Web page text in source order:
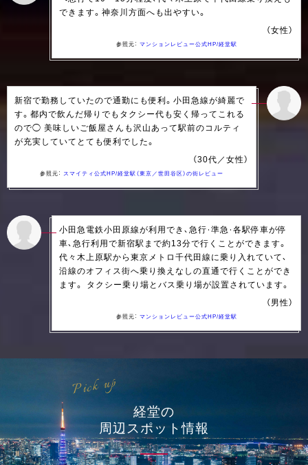
できます。神奈川方面へも出やすい。
（女性）
参照元： マンションレビュー公式HP/経堂駅
新宿で勤務していたので通勤にも便利。小田急線が綺麗で
す。都内で飲んだ帰りでもタクシー代も安く帰ってこれる
ので◯ 美味しいご飯屋さんも沢山あって駅前のコルティ
が充実していてとても便利でした。
（30代／女性）
参照元： スマイティ公式HP/経堂駅（東京／世田谷区）の街レビュー
小田急電鉄小田原線が利用でき、急行・準急・各駅停車が停
車、急行利用で新宿駅まで約13分で行くことができます。
代々木上原駅から東京メトロ千代田線に乗り入れていて、
沿線のオフィス街へ乗り換えなしの直通で行くことができ
ます。 タクシー乗り場とバス乗り場が設置されています。
（男性）
参照元： マンションレビュー公式HP/経堂駅
Pick up
経堂の
周辺スポット情報